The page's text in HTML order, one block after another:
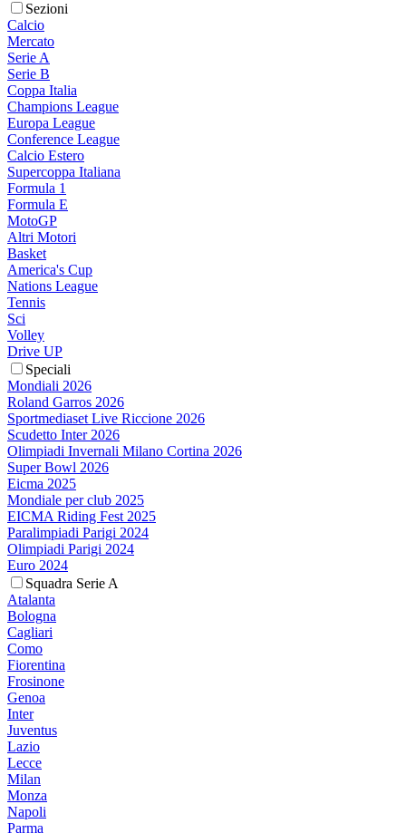
Sezioni
Calcio
Mercato
Serie A
Serie B
Coppa Italia
Champions League
Europa League
Conference League
Calcio Estero
Supercoppa Italiana
Formula 1
Formula E
MotoGP
Altri Motori
Basket
America's Cup
Nations League
Tennis
Sci
Volley
Drive UP
Speciali
Mondiali 2026
Roland Garros 2026
Sportmediaset Live Riccione 2026
Scudetto Inter 2026
Olimpiadi Invernali Milano Cortina 2026
Super Bowl 2026
Eicma 2025
Mondiale per club 2025
EICMA Riding Fest 2025
Paralimpiadi Parigi 2024
Olimpiadi Parigi 2024
Euro 2024
Squadra Serie A
Atalanta
Bologna
Cagliari
Como
Fiorentina
Frosinone
Genoa
Inter
Juventus
Lazio
Lecce
Milan
Monza
Napoli
Parma